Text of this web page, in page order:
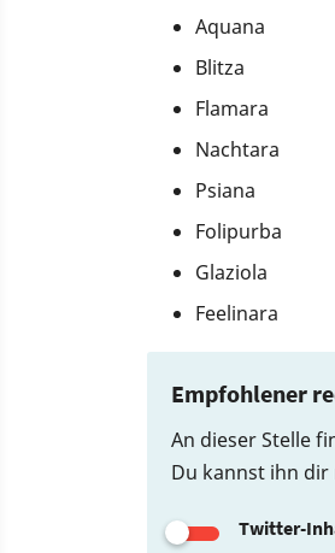
Aquana
Blitza
Flamara
Nachtara
Psiana
Folipurba
Glaziola
Feelinara
Empfohlener
An dieser Stelle
Du kannst ihn dir
Twitter-